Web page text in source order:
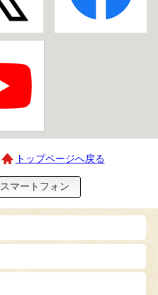
トップページへ戻る
スマートフォン